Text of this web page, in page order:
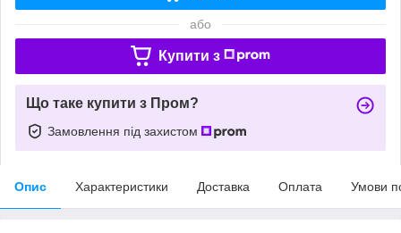
або
Купити з
Що таке купити з Пром?
Замовлення під захистом
Опис Характеристики Доставка Оплата Умови